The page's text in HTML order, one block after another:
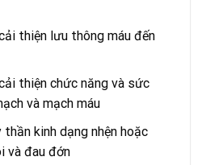
thiện lưu thông máu đến
thiện chức năng và sức
và mạch máu
kinh dạng nhện hoặc
và đau đớn